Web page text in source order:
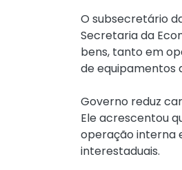
O subsecretário
Secretaria da
bens, tanto em
de equipamentos
Governo reduz
Ele acrescentou
operação interna
interestaduais.